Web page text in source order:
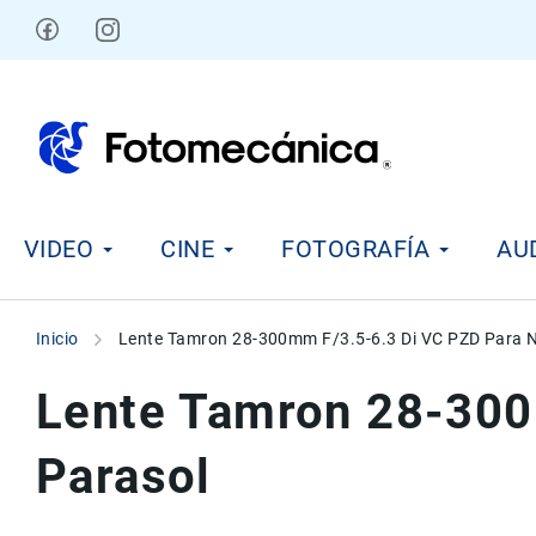
Ir
i
e
e
F
o
VIDEO CINE FOTOGRAFÍA
Inicio Lente Tamron 28-300mm F/3.5-6.3 Di VC PZD Para
Lente Tamron 28-
Parasol